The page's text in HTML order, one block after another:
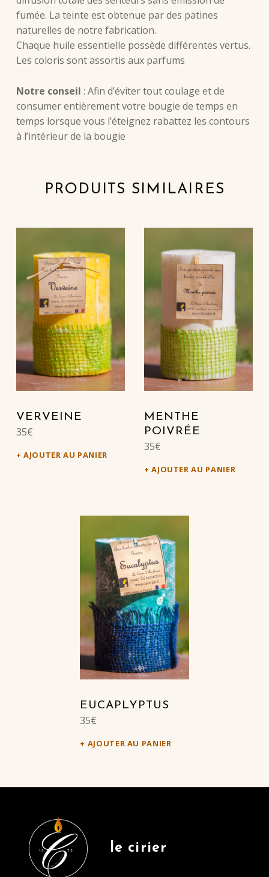
fumée. La teinte est obtenue par des patines
naturelles de notre fabrication.
Chaque huile essentielle possède différentes vertus.
Les coloris sont assortis aux parfums
Notre conseil : Afin d’éviter tout coulage et de
consumer entièrement votre bougie de temps en
temps lorsque vous l’éteignez rabattez les contours
à l’intérieur de la bougie
PRODUITS SIMILAIRES
VERVEINE
35€
AJOUTER AU PANIER
MENTHE
POIVRÉE
35€
AJOUTER AU PANIER
EUCAPLYPTUS
35€
AJOUTER AU PANIER
le cirier